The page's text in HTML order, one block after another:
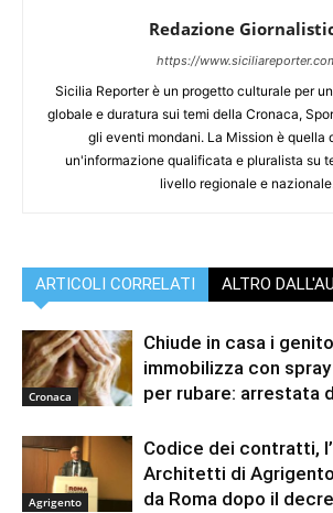
Redazione
https://
Sicilia Reporter è un progetto culturale per
globale e duratura sui temi della Cronaca,
gli eventi mondani. La Mission è quella
un'informazione qualificata e pluralista su
livello regionale e
ARTICOLI CORRELATI ALTRO
Cronaca
Chiude in casa i
immobilizza con
per rubare: arrestata
Agrigento
Codice dei contratti,
Architetti di Agrigento
da Roma dopo il